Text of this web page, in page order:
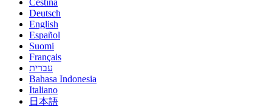
Deutsch
English
Español
Suomi
Français
עברית
Bahasa Indonesia
Italiano
日本語